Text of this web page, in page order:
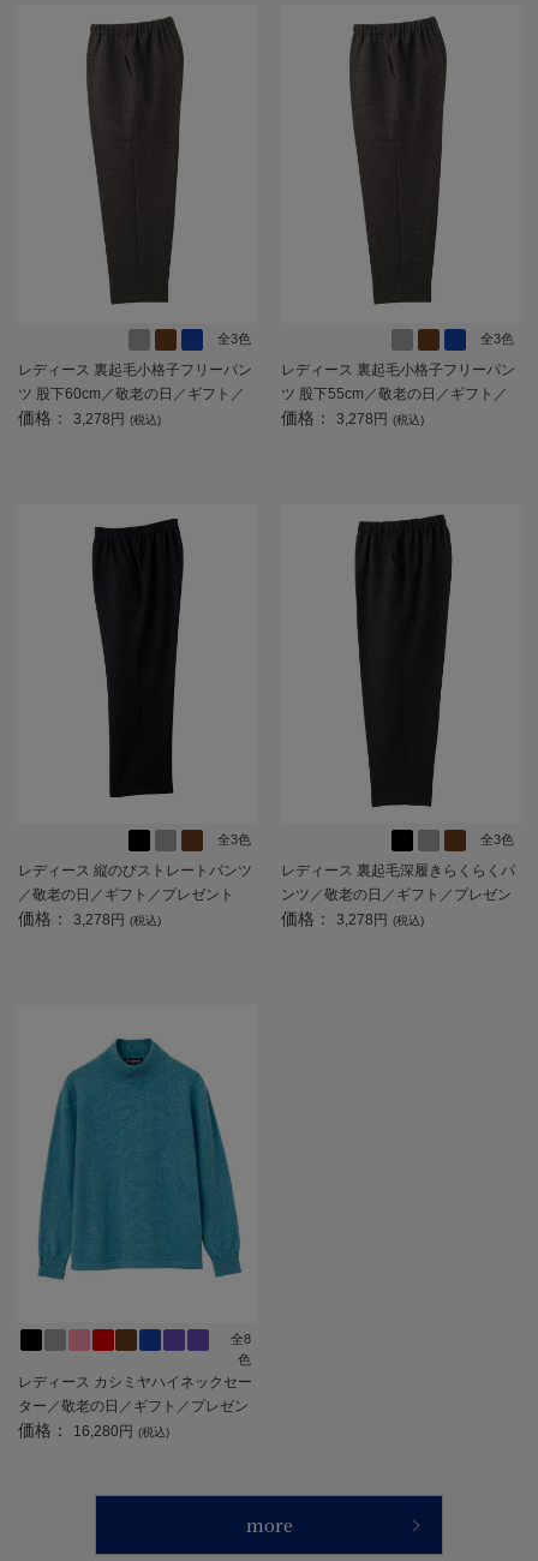
全3色
レディース 裏起毛小格子フリーパン
ツ 股下60cm／敬老の日／ギフト／
プレゼント 【CF】
価格： 3,278円 (税込)
全3色
レディース 裏起毛小格子フリーパン
ツ 股下55cm／敬老の日／ギフト／
プレゼント 【CF】
価格： 3,278円 (税込)
全3色
レディース 縦のびストレートパンツ
／敬老の日／ギフト／プレゼント
【CF】
価格： 3,278円 (税込)
全3色
レディース 裏起毛深履きらくらくパ
ンツ／敬老の日／ギフト／プレゼン
ト 【CF】
価格： 3,278円 (税込)
全8
色
レディース カシミヤハイネックセー
ター／敬老の日／ギフト／プレゼン
ト 【CF】
価格： 16,280円 (税込)
more